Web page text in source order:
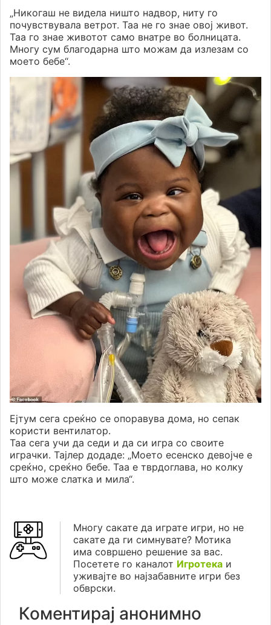
„Никогаш не видела ништо надвор, ниту го
почувствувала ветрот. Таа не го знае овој живот.
Таа го знае животот само внатре во болницата.
Многу сум благодарна што можам да излезам со
моето бебе“.
Ејтум сега среќно се опоравува дома, но сепак
користи вентилатор.
Таа сега учи да седи и да си игра со своите
играчки. Тајлер додаде: „Моето есенско девојче е
среќно, среќно бебе. Таа е тврдоглава, но колку
што може слатка и мила“.
Многу сакате да играте игри, но не
сакате да ги симнувате? Мотика
има совршено решение за вас.
Посетете го каналот Игротекаи
уживајте во најзабавните игри без
обврски.
Коментирај анонимно